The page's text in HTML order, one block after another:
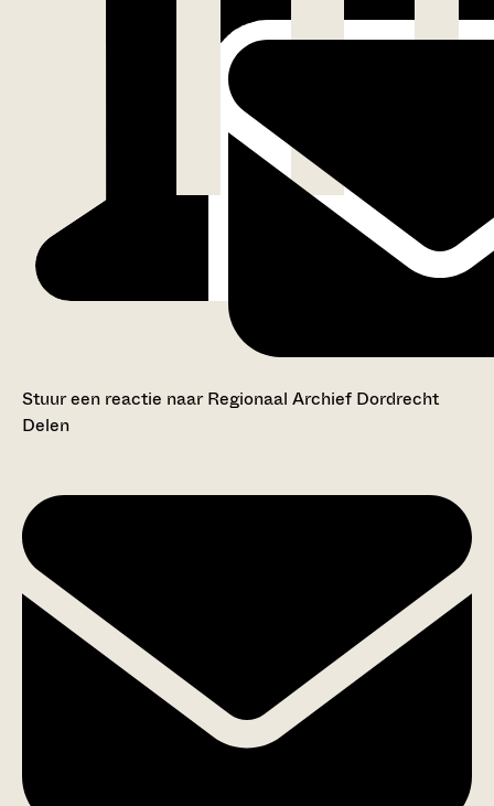
Stuur een reactie naar Regionaal Archief Dordrecht
Delen